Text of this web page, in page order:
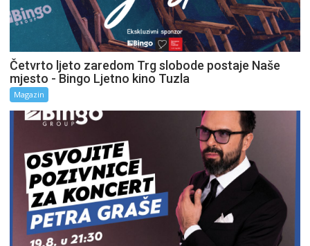
Četvrto ljeto zaredom Trg slobode postaje Naše
mjesto - Bingo Ljetno kino Tuzla
Magazin